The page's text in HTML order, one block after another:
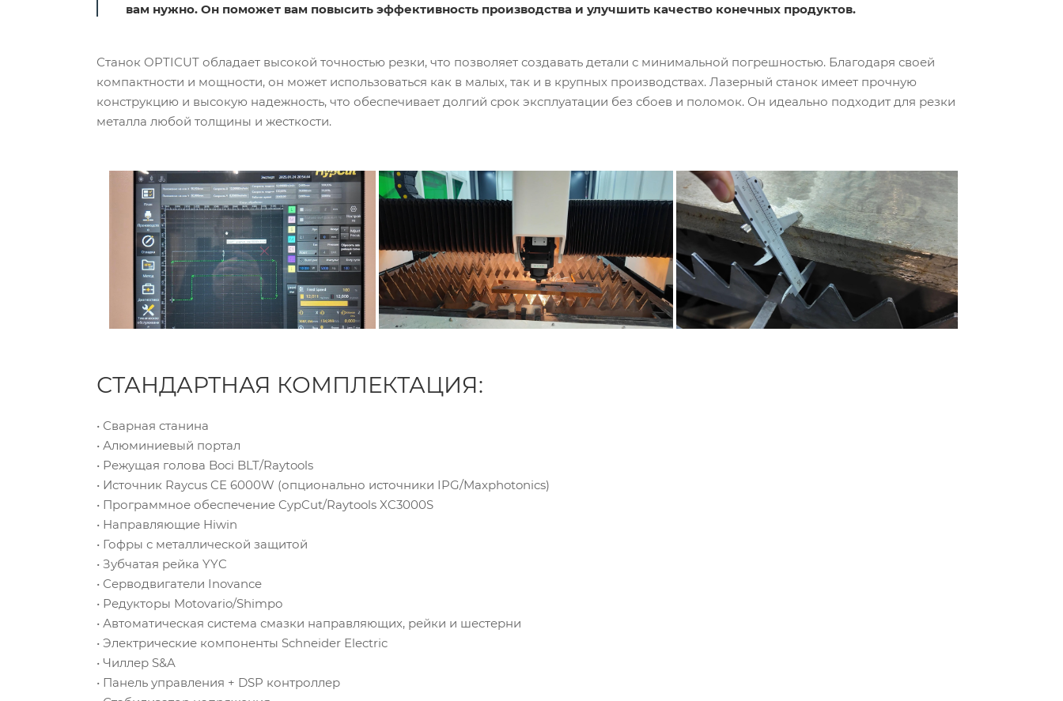
вам нужно. Он поможет вам повысить эффективность производства и улучшить качество конечных продуктов.
Станок OPTICUT обладает высокой точностью резки, что позволяет создавать детали с минимальной погрешностью. Благодаря своей
компактности и мощности, он может использоваться как в малых, так и в крупных производствах. Лазерный станок имеет прочную
конструкцию и высокую надежность, что обеспечивает долгий срок эксплуатации без сбоев и поломок. Он идеально подходит для резки
металла любой толщины и жесткости.
СТАНДАРТНАЯ КОМПЛЕКТАЦИЯ:
• Сварная станина
• Алюминиевый портал
• Режущая голова Boci BLT/Raytools
• Источник Raycus CE 6000W (опционально источники IPG/Maxphotonics)
• Программное обеспечение CypCut/Raytools XC3000S
• Направляющие Hiwin
• Гофры с металлической защитой
• Зубчатая рейка YYC
• Серводвигатели Inovance
• Редукторы Motovario/Shimpo
• Автоматическая система смазки направляющих, рейки и шестерни
• Электрические компоненты Schneider Electric
• Чиллер S&A
• Панель управления + DSP контроллер